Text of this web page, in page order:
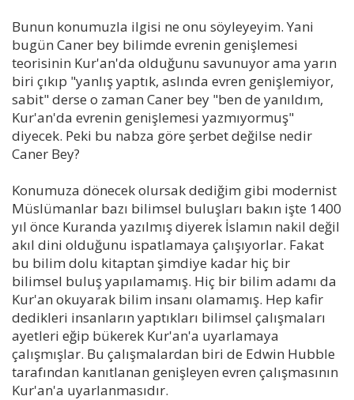
Bunun konumuzla ilgisi ne onu söyleyeyim. Yani
bugün Caner bey bilimde evrenin genişlemesi
teorisinin Kur'an'da olduğunu savunuyor ama yarın
biri çıkıp "yanlış yaptık, aslında evren genişlemiyor,
sabit" derse o zaman Caner bey "ben de yanıldım,
Kur'an'da evrenin genişlemesi yazmıyormuş"
diyecek. Peki bu nabza göre şerbet değilse nedir
Caner Bey?
Konumuza dönecek olursak dediğim gibi modernist
Müslümanlar bazı bilimsel buluşları bakın işte 1400
yıl önce Kuranda yazılmış diyerek İslamın nakil değil
akıl dini olduğunu ispatlamaya çalışıyorlar. Fakat
bu bilim dolu kitaptan şimdiye kadar hiç bir
bilimsel buluş yapılamamış. Hiç bir bilim adamı da
Kur'an okuyarak bilim insanı olamamış. Hep kafir
dedikleri insanların yaptıkları bilimsel çalışmaları
ayetleri eğip bükerek Kur'an'a uyarlamaya
çalışmışlar. Bu çalışmalardan biri de Edwin Hubble
tarafından kanıtlanan genişleyen evren çalışmasının
Kur'an'a uyarlanmasıdır.